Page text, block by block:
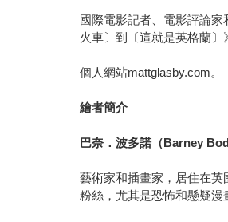
國際電影記者、電影評論
火車〕到〔這就是英格蘭〕
個人網站mattglasby.com。
繪者簡介
巴奈．波多諾（Barney
藝術家和插畫家，居住在
粉絲，尤其是恐怖和懸疑漫